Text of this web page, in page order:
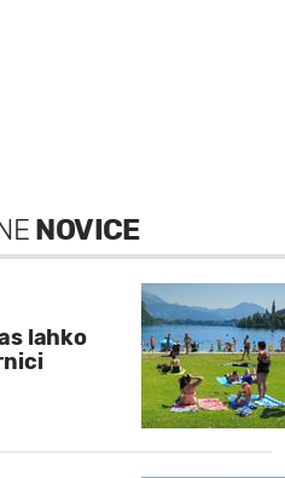
NOVICE
lahko